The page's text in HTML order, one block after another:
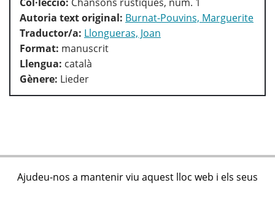
Autoria text original: Burnat-Pouvins, Marguerite
Traductor/a: Llongueras, Joan
Format: manuscrit
Llengua: català
Gènere: Lieder
Ajudeu-nos a mantenir viu aquest lloc web i els seus